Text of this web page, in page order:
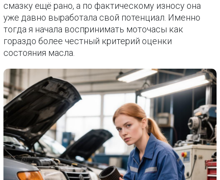
смазку ещё рано, а по фактическому износу она
уже давно выработала свой потенциал. Именно
тогда я начала воспринимать моточасы как
гораздо более честный критерий оценки
состояния масла.